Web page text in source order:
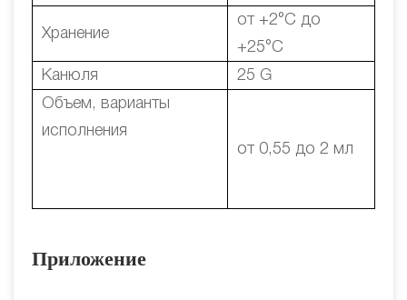
Хранение
от +2°С до
+25°С
Канюля
25 G
Объем, варианты
исполнения
от 0,55 до 2 мл
Приложение